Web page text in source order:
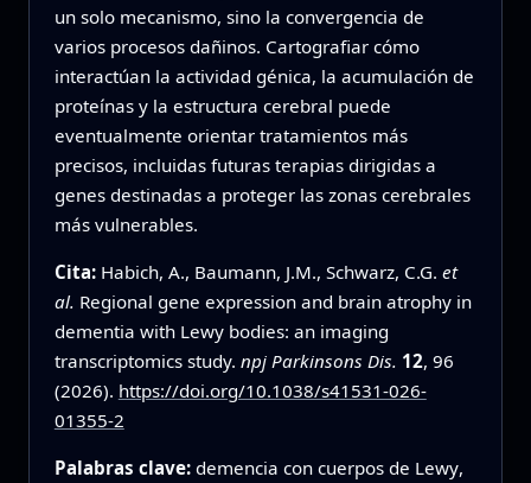
un solo mecanismo, sino la convergencia de
varios procesos dañinos. Cartografiar cómo
interactúan la actividad génica, la acumulación de
proteínas y la estructura cerebral puede
eventualmente orientar tratamientos más
precisos, incluidas futuras terapias dirigidas a
genes destinadas a proteger las zonas cerebrales
más vulnerables.
Cita: Habich, A., Baumann, J.M., Schwarz, C.G. et
al. Regional gene expression and brain atrophy in
dementia with Lewy bodies: an imaging
transcriptomics study. npj Parkinsons Dis. 12, 96
(2026). https://doi.org/10.1038/s41531-026-
01355-2
Palabras clave: demencia con cuerpos de Lewy,